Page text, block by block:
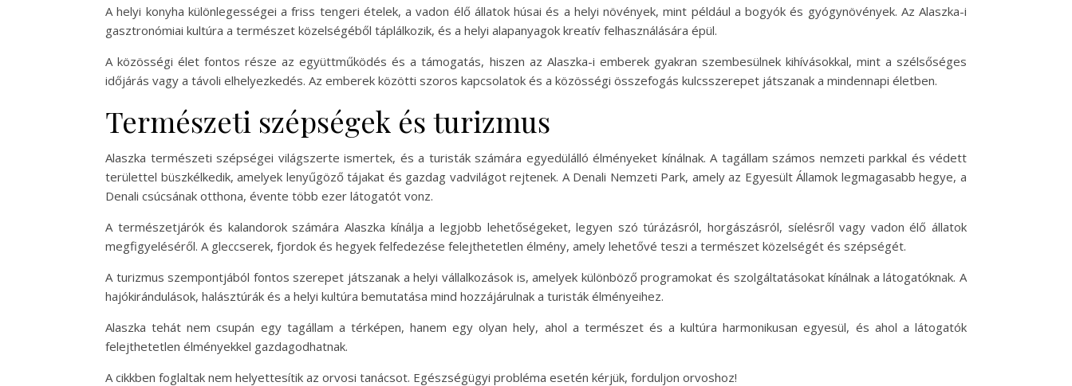
A helyi konyha különlegességei a friss tengeri ételek, a vadon élő állatok húsai és a helyi növények, mint például a bogyók és gyógynövények. Az Alaszka-i
gasztronómiai kultúra a természet közelségéből táplálkozik, és a helyi alapanyagok kreatív felhasználására épül.
A közösségi élet fontos része az együttműködés és a támogatás, hiszen az Alaszka-i emberek gyakran szembesülnek kihívásokkal, mint a szélsőséges
időjárás vagy a távoli elhelyezkedés. Az emberek közötti szoros kapcsolatok és a közösségi összefogás kulcsszerepet játszanak a mindennapi életben.
Természeti szépségek és turizmus
Alaszka természeti szépségei világszerte ismertek, és a turisták számára egyedülálló élményeket kínálnak. A tagállam számos nemzeti parkkal és védett
területtel büszkélkedik, amelyek lenyűgöző tájakat és gazdag vadvilágot rejtenek. A Denali Nemzeti Park, amely az Egyesült Államok legmagasabb hegye, a
Denali csúcsának otthona, évente több ezer látogatót vonz.
A természetjárók és kalandorok számára Alaszka kínálja a legjobb lehetőségeket, legyen szó túrázásról, horgászásról, síelésről vagy vadon élő állatok
megfigyeléséről. A gleccserek, fjordok és hegyek felfedezése felejthetetlen élmény, amely lehetővé teszi a természet közelségét és szépségét.
A turizmus szempontjából fontos szerepet játszanak a helyi vállalkozások is, amelyek különböző programokat és szolgáltatásokat kínálnak a látogatóknak. A
hajókirándulások, halásztúrák és a helyi kultúra bemutatása mind hozzájárulnak a turisták élményeihez.
Alaszka tehát nem csupán egy tagállam a térképen, hanem egy olyan hely, ahol a természet és a kultúra harmonikusan egyesül, és ahol a látogatók
felejthetetlen élményekkel gazdagodhatnak.
A cikkben foglaltak nem helyettesítik az orvosi tanácsot. Egészségügyi probléma esetén kérjük, forduljon orvoshoz!